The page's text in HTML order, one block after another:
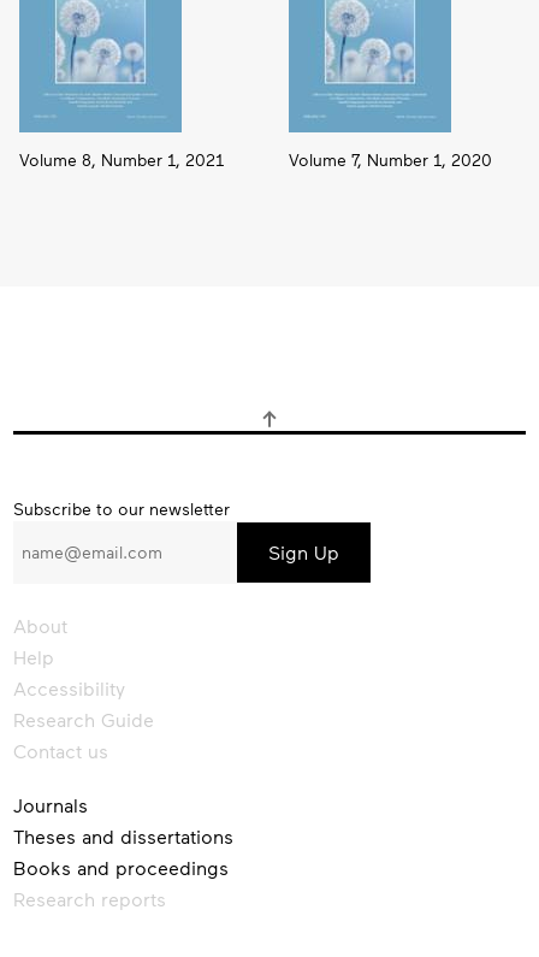
Volume 8, Number 1, 2021 Volume 7, Number 1, 2020
Subscribe
our
Subscribe to our newsletter
About
Help
Accessibility
Research Guide
Contact us
Journals
Theses and dissertations
Books and proceedings
Research reports